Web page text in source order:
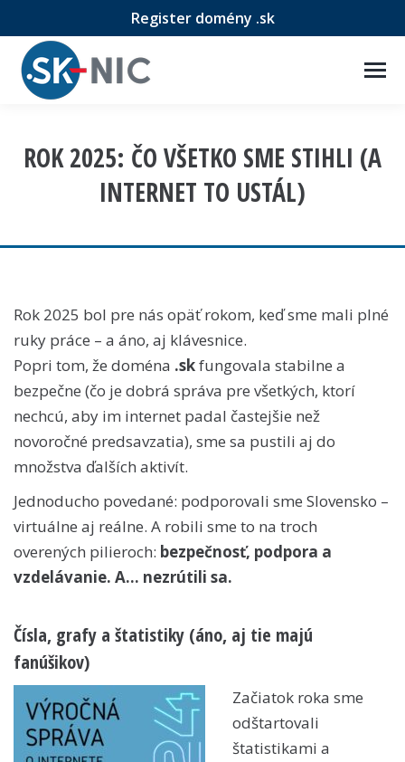
Register domény .sk
ROK 2025: ČO VŠETKO SME STIHLI (A
INTERNET TO USTÁL)
Rok 2025 bol pre nás opäť rokom, keď sme mali plné
ruky práce – a áno, aj klávesnice.
Popri tom, že doména .skfungovala stabilne a
bezpečne (čo je dobrá správa pre všetkých, ktorí
nechcú, aby im internet padal častejšie než
novoročné predsavzatia), sme sa pustili aj do
množstva ďalších aktivít.
Jednoducho povedané: podporovali sme Slovensko –
virtuálne aj reálne. A robili sme to na troch
overených pilieroch: bezpečnosť, podpora a
vzdelávanie. A… nezrútili sa.
Čísla, grafy a štatistiky (áno, aj tie majú
fanúšikov)
Začiatok roka sme
odštartovali
štatistikami a